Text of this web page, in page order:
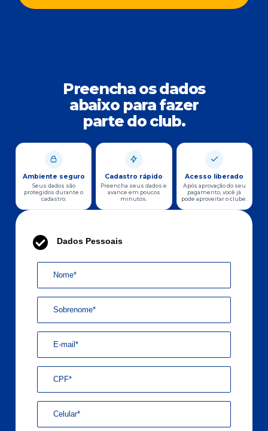
Preencha os dados
abaixo para fazer
parte do club.
Ambiente seguro
Seus dados são
protegidos durante o
cadastro.
Cadastro rápido
Preencha seus dados e
avance em poucos
minutos.
Acesso liberado
Após aprovação do seu
pagamento, você já
pode aproveitar o clube.
Dados Pessoais